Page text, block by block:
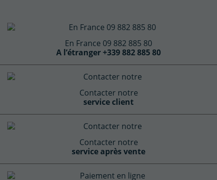
En France 09 882 885 80
A l’étranger +339 882 885 80
Contacter notre
service client
Contacter notre
service après vente